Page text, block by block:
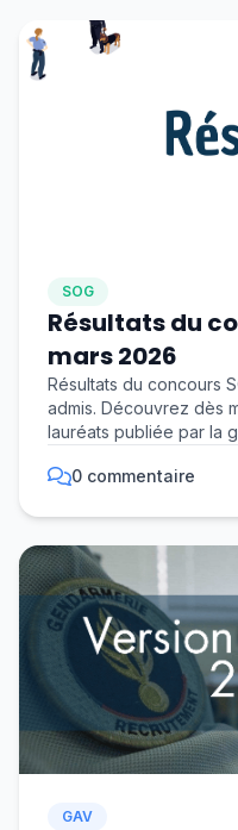
SOG
Résultats du
mars 2026
Résultats du concours
admis. Découvrez dès
lauréats publiée par la
0 commentaire
GAV